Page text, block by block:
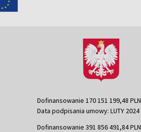
Dofinansowanie 170 151 199,48 PLN
Data podpisania umowy: LUTY 2024
Dofinansowanie 391 856 491,84 PLN